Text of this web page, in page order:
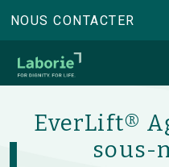
NOUS CONTACTER
EverLift®
sous-